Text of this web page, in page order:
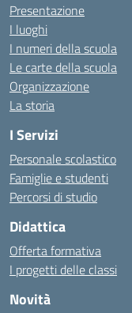
Presentazione
I luoghi
I numeri della scuola
Le carte della scuola
Organizzazione
La storia
I Servizi
Personale scolastico
Famiglie e studenti
Percorsi di studio
Didattica
Offerta formativa
I progetti delle classi
Novità